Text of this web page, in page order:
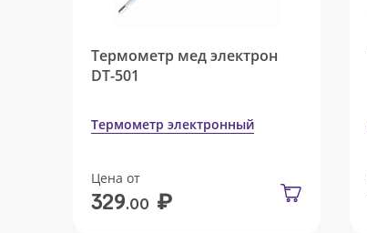
Термометр мед электрон
DT-501
Термометр электронный
Цена от
329.00 ₽